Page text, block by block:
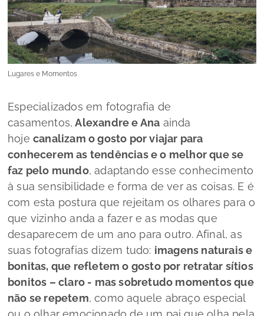
Lugares e Momentos
Especializados em fotografia de
casamentos, Alexandre e Ana ainda
hoje canalizam o gosto por viajar para
conhecerem as tendências e o melhor que se
faz pelo mundo, adaptando esse conhecimento
à sua sensibilidade e forma de ver as coisas. E é
com esta postura que rejeitam os olhares para o
que vizinho anda a fazer e as modas que
desaparecem de um ano para outro. Afinal, as
suas fotografias dizem tudo: imagens naturais e
bonitas, que refletem o gosto por retratar sítios
bonitos – claro - mas sobretudo momentos que
não se repetem, como aquele abraço especial